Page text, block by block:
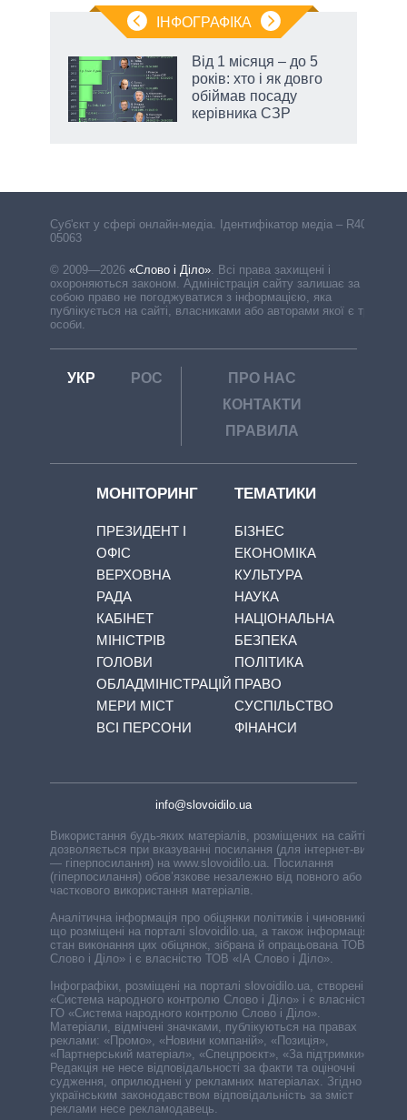
ІНФОГРАФІКА
Від 1 місяця – до 5
років: хто і як довго
обіймав посаду
керівника СЗР
Cуб'єкт у сфері онлайн-медіа. Ідентифікатор медіа – R40-
05063
© 2009—2026 «Слово і Діло» Всі права захищені і
охороняються законом. Адміністрація сайту залишає за
собою право не погоджуватися з інформацією, яка
публікується на сайті, власниками або авторами якої є треті
особи.
УКР РОС
ПРО НАС
КОНТАКТИ
ПРАВИЛА
МОНІТОРИНГ
ПРЕЗИДЕНТ І
ОФІС
ВЕРХОВНА
РАДА
КАБІНЕТ
МІНІСТРІВ
ГОЛОВИ
ОБЛАДМІНІСТРАЦІЙ
МЕРИ МІСТ
ВСІ ПЕРСОНИ
ТЕМАТИКИ
БІЗНЕС
ЕКОНОМІКА
КУЛЬТУРА
НАУКА
НАЦІОНАЛЬНА
БЕЗПЕКА
ПОЛІТИКА
ПРАВО
СУСПІЛЬСТВО
ФІНАНСИ
info@slovoidilo.ua
Використання будь-яких матеріалів, розміщених на сайті,
дозволяється при вказуванні посилання (для інтернет-видань
— гіперпосилання) на www.slovoidilo.ua. Посилання
(гіперпосилання) обов’язкове незалежно від повного або
часткового використання матеріалів.
Аналітична інформація про обіцянки політиків і чиновників,
що розміщені на порталі slovoidilo.ua, а також інформація про
стан виконання цих обіцянок, зібрана й опрацьована ТОВ «ІА
Слово і Діло» і є власністю ТОВ «ІА Слово і Діло».
Інфографіки, розміщені на порталі slovoidilo.ua, створені ГО
«Система народного контролю Слово і Діло» і є власністю
ГО «Система народного контролю Слово і Діло».
Матеріали, відмічені значками, публікуються на правах
реклами: «Промо», «Новини компаній», «Позиція»,
«Партнерський матеріал», «Спецпроєкт», «За підтримки».
Редакція не несе відповідальності за факти та оціночні
судження, оприлюднені у рекламних матеріалах. Згідно з
українським законодавством відповідальність за зміст
реклами несе рекламодавець.